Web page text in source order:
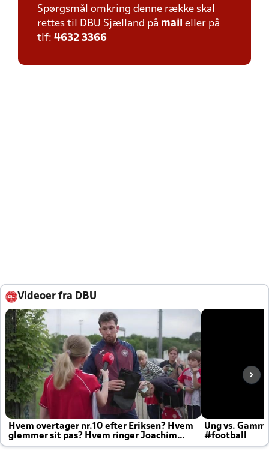
Spørgsmål omkring denne række skal
rettes til DBU Sjælland på mail eller på
tlf: 4632 3366
Videoer fra DBU
Hvem overtager nr.10 efter Eriksen? Hvem
glemmer sit pas? Hvem ringer Joachim
altid til efter kampe?
Ung vs.
#football